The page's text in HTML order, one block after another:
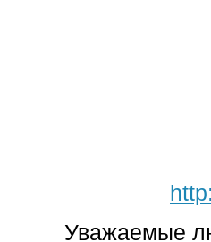
Уважаемые